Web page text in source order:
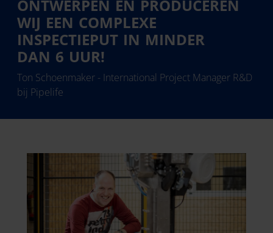
ONTWERPEN ÉN PRODUCEREN
WIJ EEN COMPLEXE
INSPECTIEPUT IN MINDER
DAN 6 UUR!
Ton Schoenmaker - International Project Manager R&D
bij Pipelife